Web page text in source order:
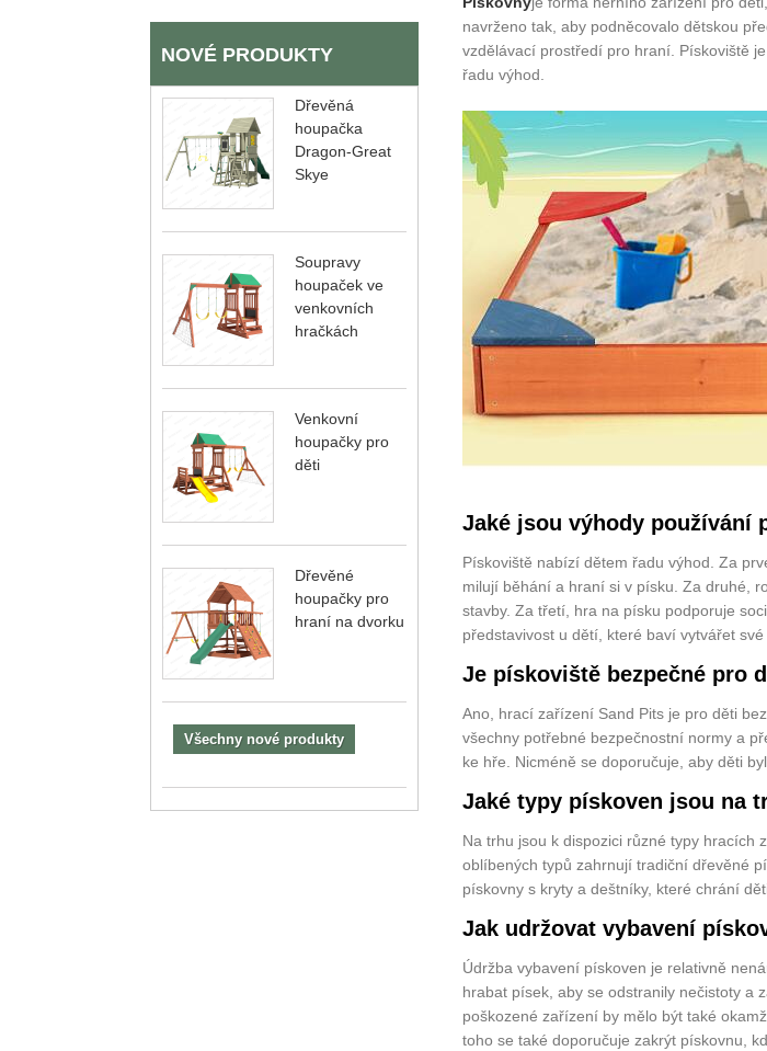
NOVÉ PRODUKTY
Dřevěná
houpačka
Dragon-Great
Skye
Soupravy
houpaček ve
venkovních
hračkách
Venkovní
houpačky pro
děti
Dřevěné
houpačky pro
hraní na dvorku
Všechny nové produkty
navrženo tak, aby podněcovalo dětskou
vzdělávací prostředí pro hraní. Pískoviště
řadu výhod.
Jaké jsou výhody používání
Pískoviště nabízí dětem řadu výhod. Za
milují běhání a hraní si v písku. Za druhé,
stavby. Za třetí, hra na písku podporuje
představivost u dětí, které baví vytvářet
Je pískoviště bezpečné pro
Ano, hrací zařízení Sand Pits je pro děti
všechny potřebné bezpečnostní normy a
ke hře. Nicméně se doporučuje, aby děti
Jaké typy pískoven jsou na
Na trhu jsou k dispozici různé typy hracích
oblíbených typů zahrnují tradiční dřevěné
pískovny s kryty a deštníky, které chrání
Jak udržovat vybavení
Údržba vybavení pískoven je relativně
hrabat písek, aby se odstranily nečistoty a
poškozené zařízení by mělo být také
toho se také doporučuje zakrýt pískovnu,